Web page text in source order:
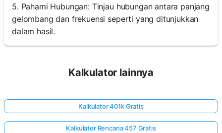
5. Pahami Hubungan: Tinjau hubungan antara panjang
gelombang dan frekuensi seperti yang ditunjukkan
dalam hasil.
Kalkulator lainnya
Kalkulator 401k Gratis
Kalkulator Rencana 457 Gratis